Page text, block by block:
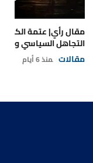
مقال رأي| عتمة
التجاهل السياسي
مقالات منذ 6 أيام